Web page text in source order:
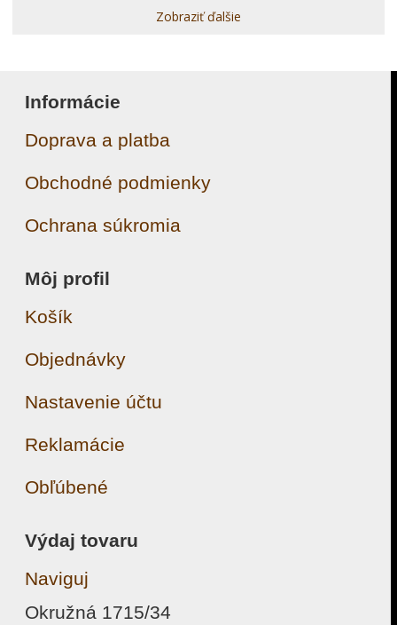
Zobraziť ďalšie
Informácie
Doprava a platba
Obchodné podmienky
Ochrana súkromia
Môj profil
Košík
Objednávky
Nastavenie účtu
Reklamácie
Obľúbené
Výdaj tovaru
Naviguj
Okružná 1715/34